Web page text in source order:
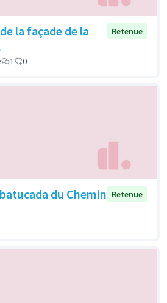
la façade de la
Retenue
1 0
du Chemin Retenue